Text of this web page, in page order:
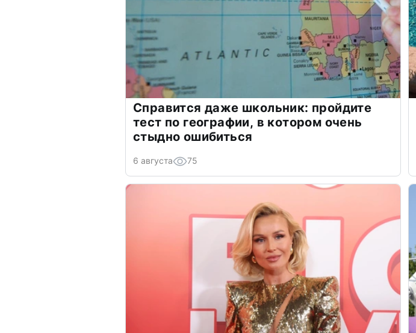
Справится даже школьник: пройдите
тест по географии, в котором очень
стыдно ошибиться
6 августа 75